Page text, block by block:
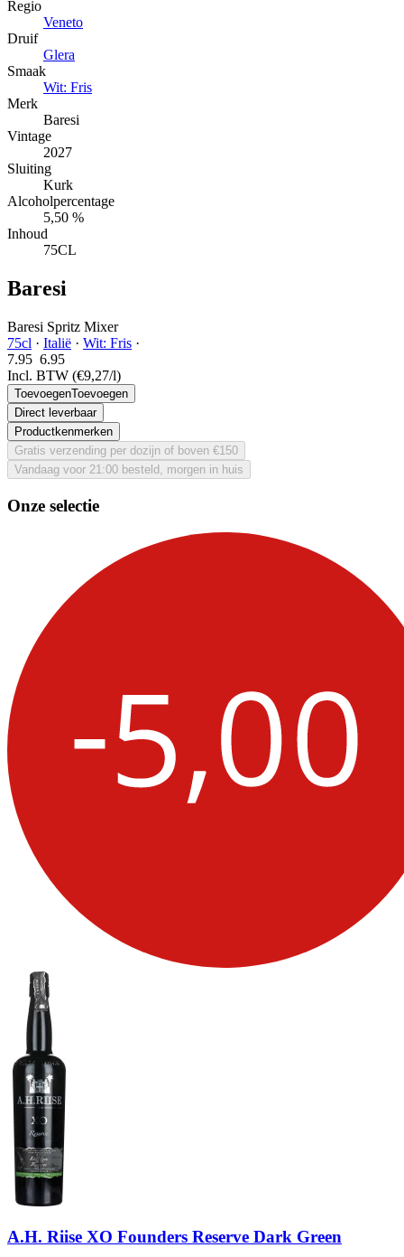
Regio
Veneto
Druif
Glera
Smaak
Wit: Fris
Merk
Baresi
Vintage
2027
Sluiting
Kurk
Alcoholpercentage
5,50 %
Inhoud
75CL
Baresi
Baresi Spritz Mixer
75cl · Italië · Wit: Fris ·
7.95 6.95
Incl. BTW (€9,27/l)
ToevoegenToevoegen
Direct leverbaar
Productkenmerken
Gratis verzending per dozijn of boven €150
Vandaag voor 21:00 besteld, morgen in huis
Onze selectie
A.H. Riise XO Founders Reserve Dark Green